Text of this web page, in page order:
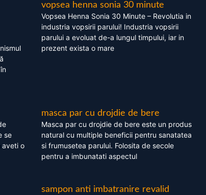
vopsea henna sonia 30 minute
Vopsea Henna Sonia 30 Minute – Revolutia in
industria vopsirii parului! Industria vopsirii
parului a evoluat de-a lungul timpului, iar in
prezent exista o mare
se
aveti o
masca par cu drojdie de bere
Masca par cu drojdie de bere este un produs
natural cu multiple beneficii pentru sanatatea
si frumusetea parului. Folosita de secole
pentru a imbunatati aspectul
sampon anti imbatranire revalid